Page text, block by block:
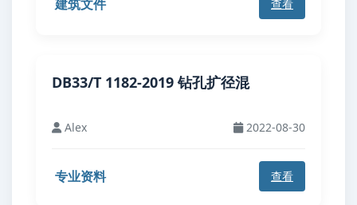
建筑文件 查看
DB33/T 1182-2019 钻孔扩径混
Alex 2022-08-30
专业资料 查看